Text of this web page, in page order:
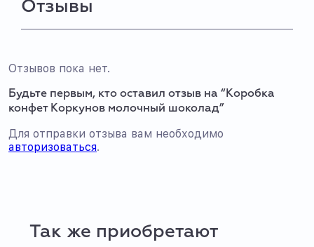
Отзывы
Отзывов пока нет.
Будьте первым, кто оставил отзыв на “Коробка
конфет Коркунов молочный шоколад”
Для отправки отзыва вам необходимо
авторизоваться.
Так же приобретают